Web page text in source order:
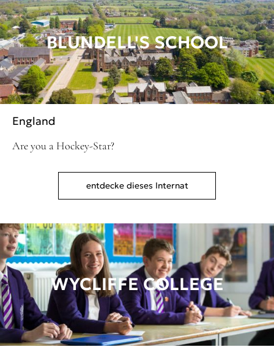
BLUNDELL'S SCHOOL
England
Are you a Hockey-Star?
entdecke dieses Internat
WYCLIFFE COLLEGE